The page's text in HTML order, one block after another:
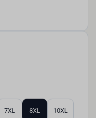
7XL 8XL 10XL